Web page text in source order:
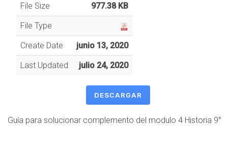
File Size 977.38 KB
File Type
Create Date junio 13, 2020
Last Updated julio 24, 2020
DESCARGAR
Guía para solucionar complemento del modulo 4 Historia 9°